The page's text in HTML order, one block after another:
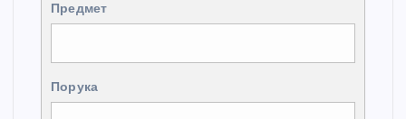
Предмет
Порука